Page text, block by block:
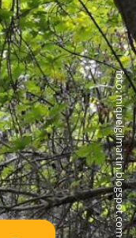
foto: miquelgilmartin.blogspot.com